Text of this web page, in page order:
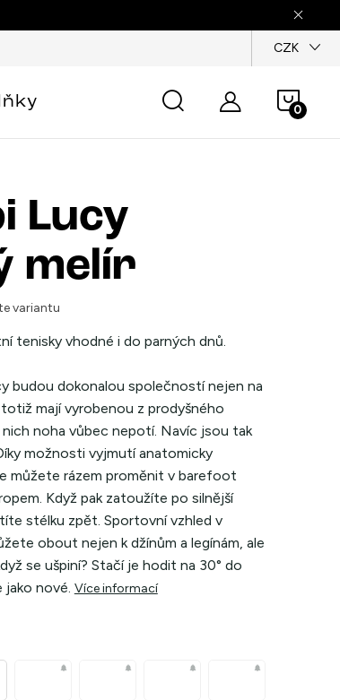
CZK
košík
Lucy
melír
variantu
tenisky vhodné i do parných dnů.
budou dokonalou společností nejen na
mají vyrobenou z prodyšného
noha vůbec nepotí. Navíc jsou tak
možnosti vyjmutí anatomicky
můžete rázem proměnit v barefoot
Když pak zatoužíte po silnější
stélku zpět. Sportovní vzhled v
obout nejen k džínům a legínám, ale
se ušpiní? Stačí je hodit na 30° do
jako nové. Více informací